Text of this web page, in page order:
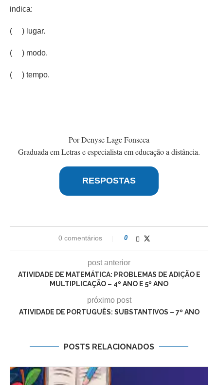
indica:
( ) lugar.
( ) modo.
( ) tempo.
Por Denyse Lage Fonseca
Graduada em Letras e especialista em educação a distância.
RESPOSTAS
0 comentários 0
post anterior
ATIVIDADE DE MATEMÁTICA: PROBLEMAS DE ADIÇÃO E
MULTIPLICAÇÃO – 4º ANO E 5º ANO
próximo post
ATIVIDADE DE PORTUGUÊS: SUBSTANTIVOS – 7º ANO
POSTS RELACIONADOS